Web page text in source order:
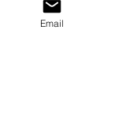
Nueva York
Email